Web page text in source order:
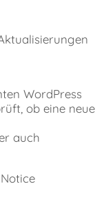
WordPress
ob eine neue
auch